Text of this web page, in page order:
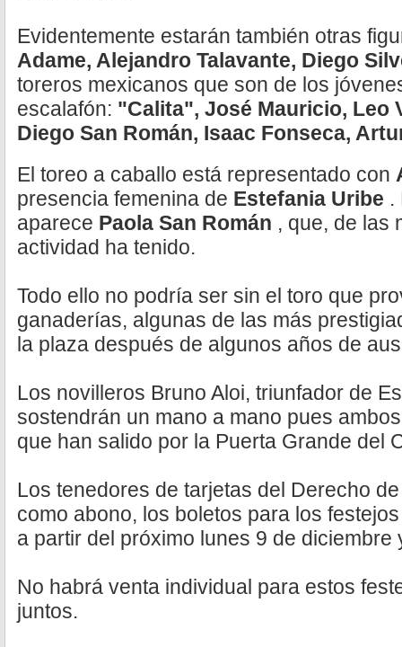
Evidentemente estarán también otras
Adame, Alejandro Talavante, Diego
toreros mexicanos que son de los
escalafón: "Calita", José Mauricio, Leo
Diego San Román, Isaac Fonseca,
El toreo a caballo está representado con
presencia femenina de Estefania Uribe .
aparece Paola San Román , que, de las
actividad ha tenido.
Todo ello no podría ser sin el toro que
ganaderías, algunas de las más
la plaza después de algunos años de
Los novilleros Bruno Aloi, triunfador de
sostendrán un mano a mano pues
que han salido por la Puerta Grande del
Los tenedores de tarjetas del Derecho
como abono, los boletos para los
a partir del próximo lunes 9 de
No habrá venta individual para estos
juntos.